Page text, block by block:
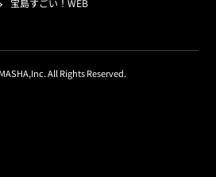
宝島すごい！WEB
All Rights Reserved.